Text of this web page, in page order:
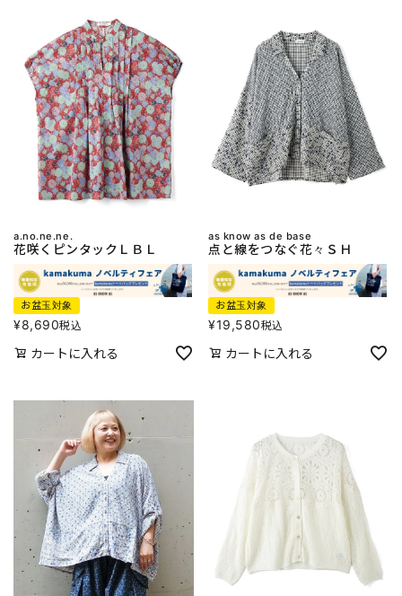
a.no.ne.ne.
花咲くピンタックＬＢＬ
お盆玉対象
¥8,690税込
カートに入れる
as know as de base
点と線をつなぐ花々ＳＨ
お盆玉対象
¥19,580税込
カートに入れる